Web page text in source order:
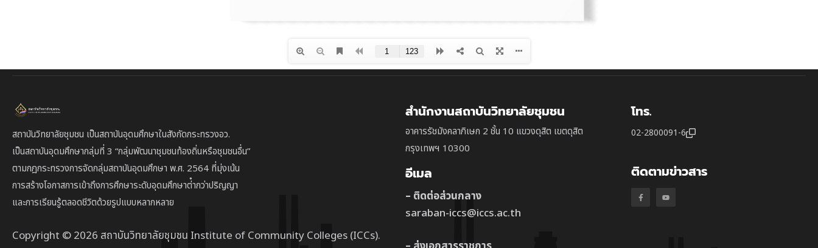
สถาบันวิทยาลัยชุมชน เป็นสถาบันอุดมศึกษาในสังกัดกระทรวงอว.
เป็นสถาบันอุดมศึกษากลุ่มที่ 3 “กลุ่มพัฒนาชุมชนท้องถิ่นหรือชุมชนอื่น”
ตามกฎกระทรวงการจัดกลุ่มสถาบันอุดมศึกษา พ.ศ. 2564 ที่มุ่งเน้น
การสร้างโอกาสการเข้าถึงการศึกษาระดับอุดมศึกษาต่ํากว่าปริญญา
และการเรียนรู้ตลอดชีวิตด้วยรูปแบบหลากหลาย
Copyright © 2026 สถาบันวิทยาลัยชุมชน Institute of Community Colleges (ICCs).
สำนักงานสถาบันวิทยาลัยชุมชน
อาคารรัชมังคลาภิเษก 2 ชั้น 10 แขวงดุสิต เขตดุสิต
กรุงเทพฯ 10300
อีเมล
– ติดต่อส่วนกลาง
saraban-iccs@iccs.ac.th
โทร.
02-2800091-6
ติดตามข่าวสาร